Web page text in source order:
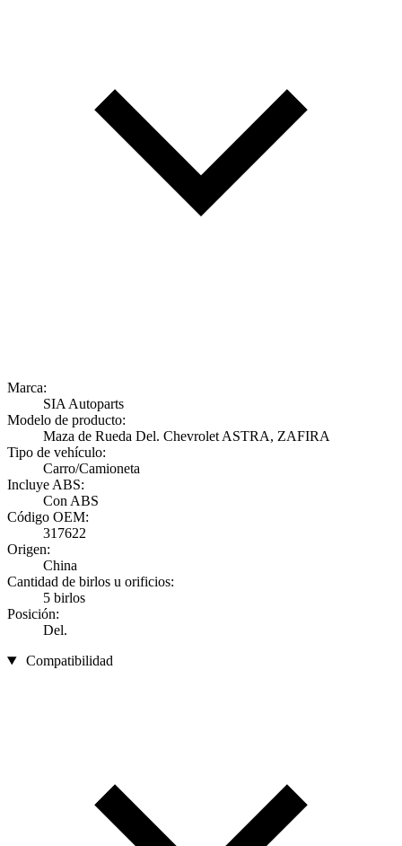
Marca:
SIA Autoparts
Modelo de producto:
Maza de Rueda Del. Chevrolet ASTRA, ZAFIRA
Tipo de vehículo:
Carro/Camioneta
Incluye ABS:
Con ABS
Código OEM:
317622
Origen:
China
Cantidad de birlos u orificios:
5 birlos
Posición:
Del.
Compatibilidad